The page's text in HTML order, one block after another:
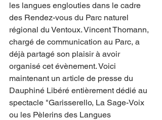
les langues englouties dans le cadre
des Rendez-vous du Parc naturel
régional du Ventoux. Vincent Thomann,
chargé de communication au Parc, a
déjà partagé son plaisir à avoir
organisé cet évènement. Voici
maintenant un article de presse du
Dauphiné Libéré entièrement dédié au
spectacle "Garisserello, La Sage-Voix
ou les Pèlerins des Langues